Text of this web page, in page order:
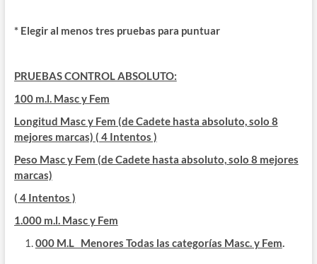
* Elegir al menos tres pruebas para puntuar
PRUEBAS CONTROL ABSOLUTO:
100 m.l. Masc y Fem
Longitud Masc y Fem (de Cadete hasta absoluto, solo 8
mejores marcas) ( 4 Intentos )
Peso Masc y Fem (de Cadete hasta absoluto, solo 8 mejores
marcas)
( 4 Intentos )
1.000 m.l. Masc y Fem
000 M.L Menores Todas las categorías Masc. y Fem.